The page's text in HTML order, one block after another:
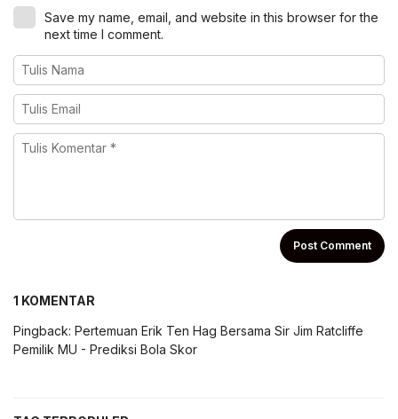
Save my name, email, and website in this browser for the
next time I comment.
1 KOMENTAR
Pingback: Pertemuan Erik Ten Hag Bersama Sir Jim Ratcliffe
Pemilik MU - Prediksi Bola Skor